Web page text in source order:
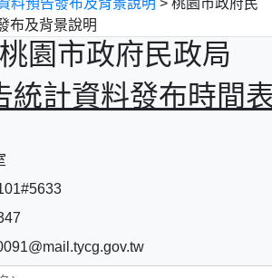
料預告發布及背景說明 > 桃園市政府民
布及背景說明
桃園市政府民政局
統計資料發布時間